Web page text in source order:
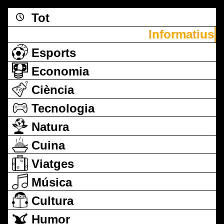
Tot
Informatius
Esports
Economia
Ciència
Tecnologia
Natura
Cuina
Viatges
Música
Cultura
Humor